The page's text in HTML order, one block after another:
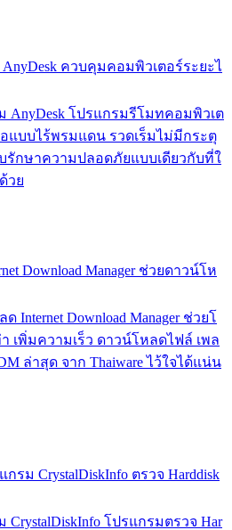
AnyDesk ควบคุมคอมพิวเตอร์ระยะไ
AnyDesk โปรแกรมรีโมทคอมพิวเต
แบบไร้พรมแดน รวดเร็มไม่มีกระตุ
กษาความปลอดภัยแบบเดียวกับที่ใ
วย
Download Manager ช่วยดาวน์โห
Internet Download Manager ช่วยโ
เพิ่มความเร็ว ดาวน์โหลดไฟล์ เพล
ล่าสุด จาก Thaiware ไว้ใจได้แน่น
กรม CrystalDiskInfo ตรวจ Harddisk
โปรแกรมตรวจ Har